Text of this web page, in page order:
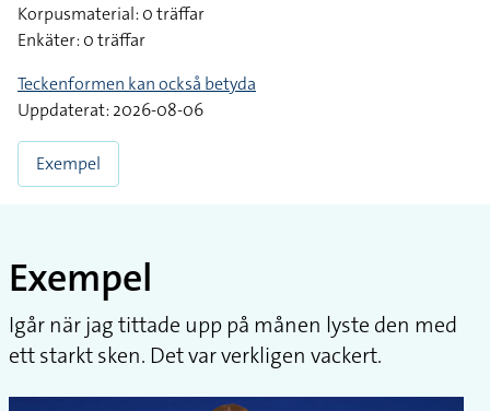
Korpusmaterial: 0 träffar
Enkäter: 0 träffar
Teckenformen kan också betyda
Uppdaterat: 2026-08-06
Exempel
Exempel
Igår när jag tittade upp på månen lyste den med
ett starkt sken. Det var verkligen vackert.